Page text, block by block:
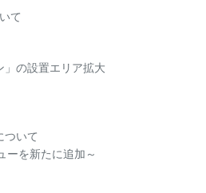
て
」の設置エリア拡大
ついて
ーを新たに追加～